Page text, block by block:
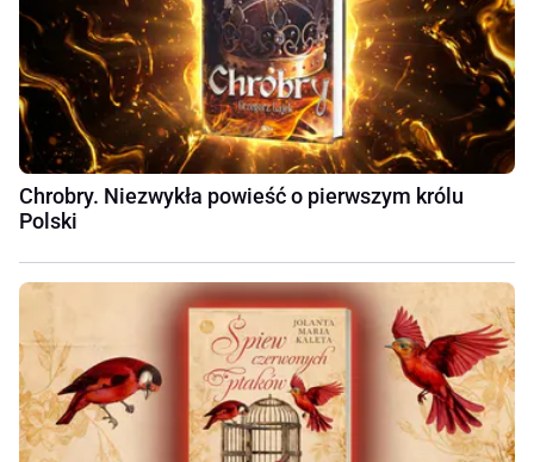
Chrobry. Niezwykła powieść o pierwszym królu
Polski